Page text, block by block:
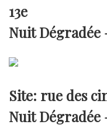
13e
Nuit Dégradée
Site: rue des
Nuit Dégradée